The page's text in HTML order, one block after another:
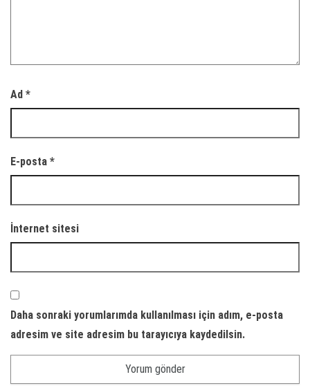
Ad *
E-posta *
İnternet sitesi
Daha sonraki yorumlarımda kullanılması için adım, e-posta
adresim ve site adresim bu tarayıcıya kaydedilsin.